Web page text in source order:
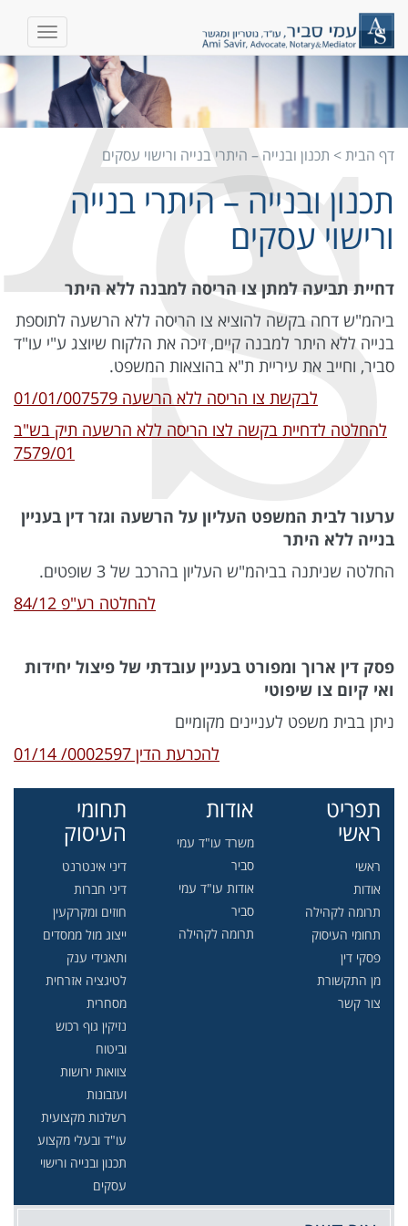
דף הבית> תכנון ובנייה – היתרי בנייה ורישוי עסקים
תכנון ובנייה – היתרי בנייה
ורישוי עסקים
דחיית תביעה למתן צו הריסה למבנה ללא היתר
ביהמ"ש דחה בקשה להוציא צו הריסה ללא הרשעה לתוספת
בנייה ללא היתר למבנה קיים, זיכה את הלקוח שיוצג ע"י עו"ד
סביר, וחייב את עיריית ת"א בהוצאות המשפט.
לבקשת צו הריסה ללא הרשעה 01/01/007579
להחלטה לדחיית בקשה לצו הריסה ללא הרשעה תיק בש"ב
7579/01
ערעור לבית המשפט העליון על הרשעה וגזר דין בעניין
בנייה ללא היתר
החלטה שניתנה בביהמ"ש העליון בהרכב של 3 שופטים.
להחלטה רע"פ 84/12
פסק דין ארוך ומפורט בעניין עובדתי של פיצול יחידות
ואי קיום צו שיפוטי
ניתן בבית משפט לעניינים מקומיים
להכרעת הדין 0002597/ 01/14
תפריט
ראשי
ראשי
אודות
תרומה לקהילה
תחומי העיסוק
פסקי דין
מן התקשורת
צור קשר
אודות
משרד עו"ד עמי
סביר
אודות עו"ד עמי
סביר
תרומה לקהילה
תחומי
העיסוק
דיני אינטרנט
דיני חברות
חוזים ומקרקעין
ייצוג מול ממסדים
ותאגידי ענק
לטיגציה אזרחית
מסחרית
נזיקין גוף רכוש
וביטוח
צוואות ירושות
ועזבונות
רשלנות מקצועית
עו"ד ובעלי מקצוע
תכנון ובנייה ורישוי
עסקים